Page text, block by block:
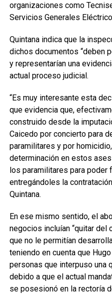
organizaciones como
Servicios Generales
Quintana indica que la
dichos documentos “deben
y representarían una
actual proceso judicial.
“Es muy interesante esta
que evidencia que,
construido desde la
Caicedo por concierto para
paramilitares y por
determinación en estos
los paramilitares para poder
entregándoles la
Quintana.
En ese mismo sentido, el
negocios incluían “quitar
que no le permitían
teniendo en cuenta que
personas que interpuso una
debido a que el actual
se posesionó en la rectoría